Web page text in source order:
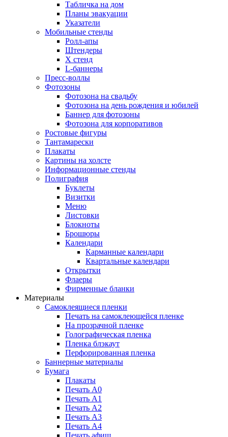
Табличка на дом
Планы эвакуации
Указатели
Мобильные стенды
Ролл-апы
Штендеры
Х стенд
L-баннеры
Пресс-воллы
Фотозоны
Фотозона на свадьбу
Фотозона на день рождения и юбилей
Баннер для фотозоны
Фотозона для корпоративов
Ростовые фигуры
Тантамарески
Плакаты
Картины на холсте
Информационные стенды
Полиграфия
Буклеты
Визитки
Меню
Листовки
Блокноты
Брошюры
Календари
Карманные календари
Квартальные календари
Открытки
Флаеры
Фирменные бланки
Материалы
Самоклеящиеся пленки
Печать на самоклеющейся пленке
На прозрачной пленке
Голографическая пленка
Пленка блэкаут
Перфорированная пленка
Баннерные материалы
Бумага
Плакаты
Печать А0
Печать А1
Печать А2
Печать А3
Печать А4
Печать афиш